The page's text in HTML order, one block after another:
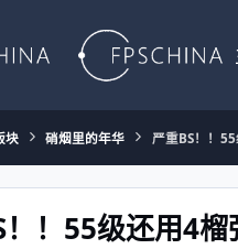
块 硝烟里的年华 严重BS！！
！！55级还用4榴